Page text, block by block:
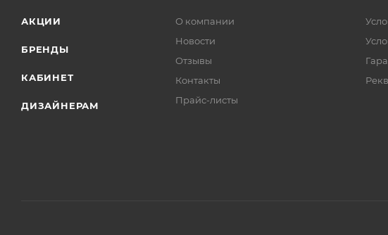
АКЦИИ
БРЕНДЫ
КАБИНЕТ
ДИЗАЙНЕРАМ
О компании
Новости
Отзывы
Контакты
Прайс-листы